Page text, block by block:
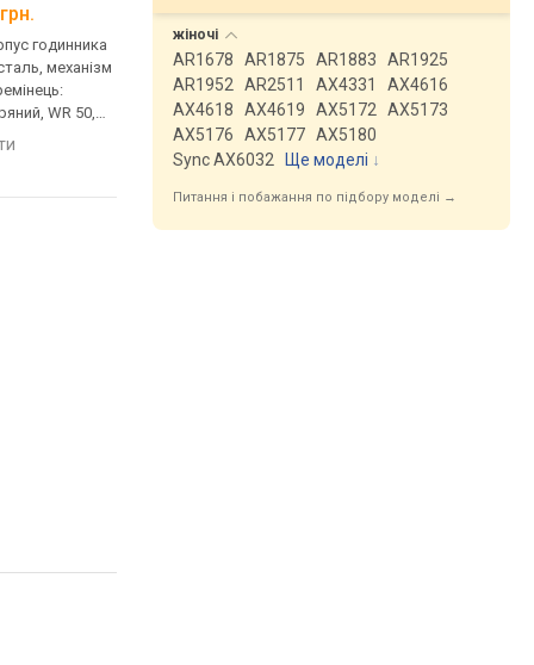
годинника
механізм
WR 50,
кварцові, корпус годинника
нержавіюча сталь, механізм
з каменями, ремінець:
ремінець шкіряний, WR 30,
Швейцаріяпорівняти
нержавіюча сталь,
місяця, ремінець:
шкіряний, WR 50,
жіночі
AR1678 AR1875 AR1883
AR1925
AR1952
AR2511 AX4331
AX4616
AX4618
AX4619 AX5172
AX5173
AX5176
AX5177 AX5180
Sync AX6032
Ще моделі ↓
Питання і побажання по підбору моделі →